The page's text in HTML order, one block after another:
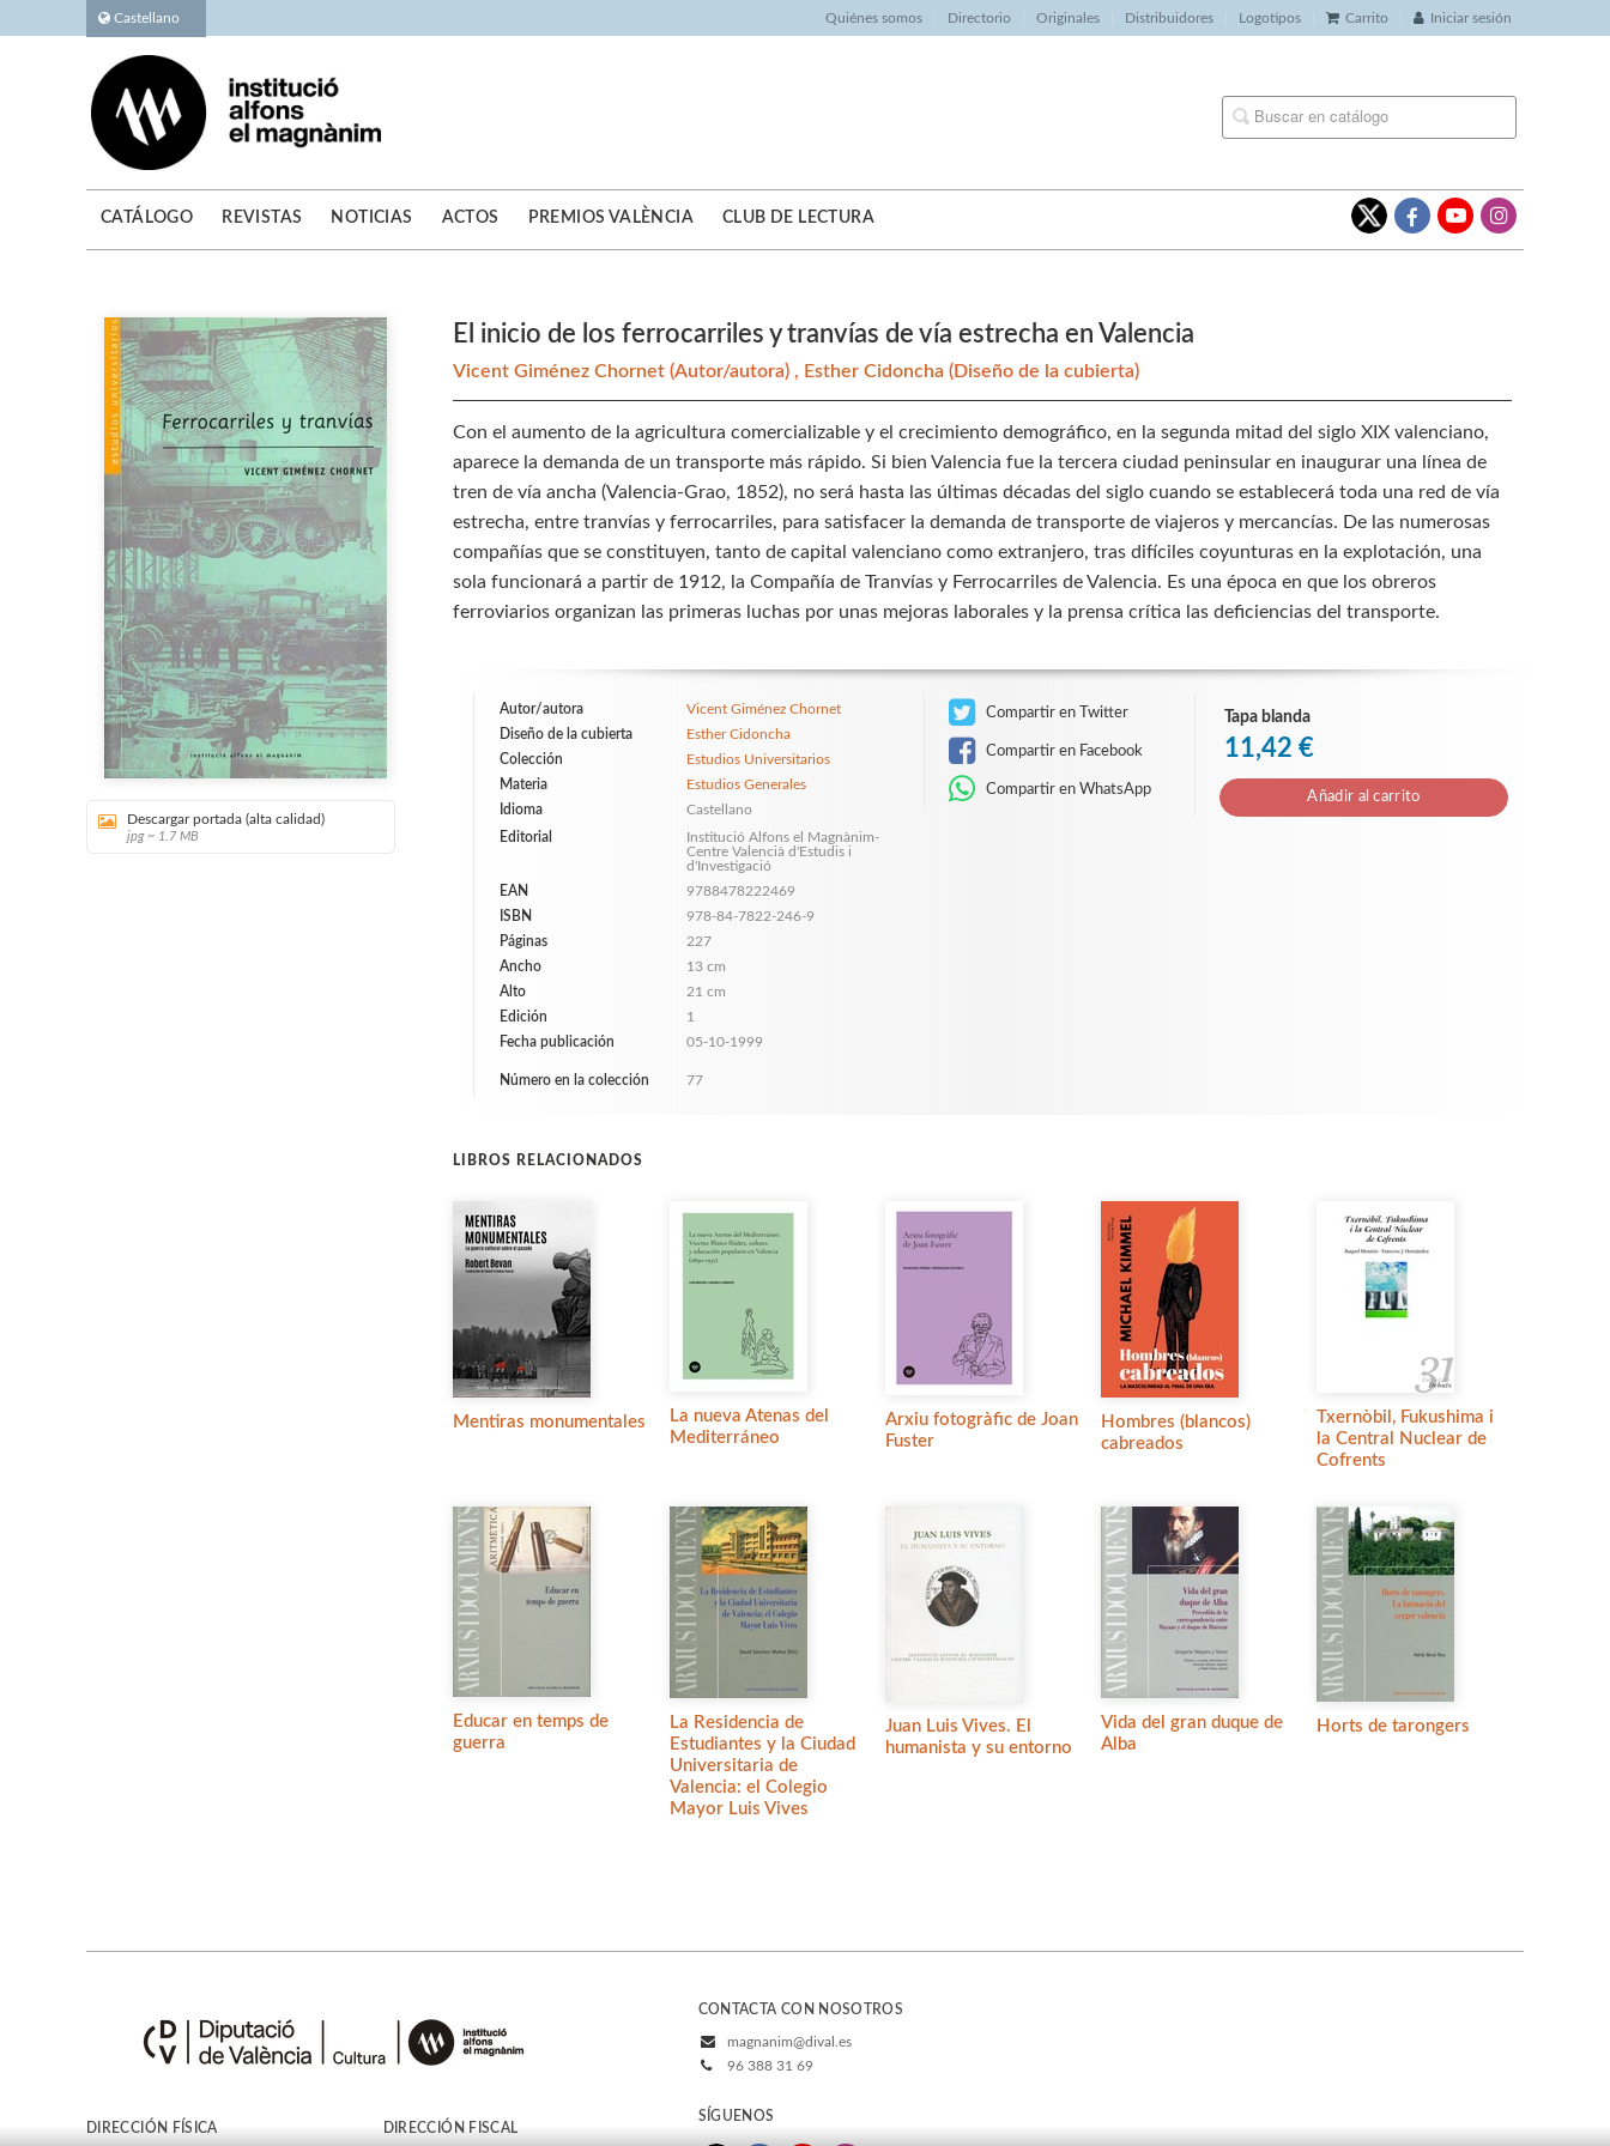
Castellano Quiénes somos Directorio Originales Distribuidores Logotipos Carrito Iniciar sesión
CATÁLOGO REVISTAS NOTICIAS ACTOS PREMIOS VALÈNCIA CLUB DE LECTURA
Descargar portada (alta calidad)
jpg ~ 1.7 MB
El inicio de los ferrocarriles y tranvías de vía estrecha en Valencia
Vicent Giménez Chornet(Autor/autora) , Esther Cidoncha(Diseño de la cubierta)
Con el aumento de la agricultura comercializable y el crecimiento demográfico, en la segunda mitad del siglo XIX valenciano,
aparece la demanda de un transporte más rápido. Si bien Valencia fue la tercera ciudad peninsular en inaugurar una línea de
tren de vía ancha (Valencia-Grao, 1852), no será hasta las últimas décadas del siglo cuando se establecerá toda una red de vía
estrecha, entre tranvías y ferrocarriles, para satisfacer la demanda de transporte de viajeros y mercancías. De las numerosas
compañías que se constituyen, tanto de capital valenciano como extranjero, tras difíciles coyunturas en la explotación, una
sola funcionará a partir de 1912, la Compañía de Tranvías y Ferrocarriles de Valencia. Es una época en que los obreros
ferroviarios organizan las primeras luchas por unas mejoras laborales y la prensa crítica las deficiencias del transporte.
Autor/autora
Vicent Giménez Chornet
Diseño de la cubierta
Esther Cidoncha
Colección
Estudios Universitarios
Materia
Estudios Generales
Idioma
Castellano
Editorial
Institució Alfons el Magnànim-
Centre Valencià d'Estudis i
d'Investigació
EAN
9788478222469
ISBN
978-84-7822-246-9
Páginas
227
Ancho
13 cm
Alto
21 cm
Edición
1
Fecha publicación
05-10-1999
Número en la colección 77
Compartir en Twitter
Compartir en Facebook
Compartir en WhatsApp
Tapa blanda
11,42 €
Añadir al carrito
LIBROS RELACIONADOS
Mentiras monumentales
La nueva Atenas del
Mediterráneo
Arxiu fotogràfic de Joan
Fuster
Hombres (blancos)
cabreados
Txernòbil, Fukushima i
la Central Nuclear de
Cofrents
Educar en temps de
guerra
La Residencia de
Estudiantes y la Ciudad
Universitaria de
Valencia: el Colegio
Mayor Luis Vives
Juan Luis Vives. El
humanista y su entorno
Vida del gran duque de
Alba
Horts de tarongers
DIRECCIÓN FÍSICA DIRECCIÓN FISCAL
CONTACTA CON NOSOTROS
magnanim@dival.es
96 388 31 69
SÍGUENOS